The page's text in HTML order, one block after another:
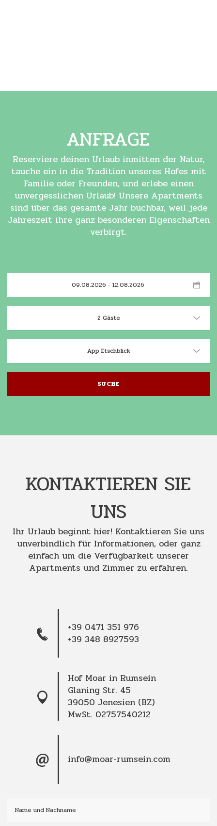
ANFRAGE
Reserviere deinen Urlaub inmitten der Natur,
tauche ein in die Tradition unseres Hofes mit
Familie oder Freunden, und erlebe einen
unvergesslichen Urlaub! Unsere Apartments
sind über das gesamte Jahr buchbar, weil jede
Jahreszeit ihre ganz besonderen Eigenschaften
verbirgt.
2 Gäste
App Etschblick
SUCHE
KONTAKTIEREN SIE
UNS
Ihr Urlaub beginnt hier! Kontaktieren Sie uns
unverbindlich für Informationen, oder ganz
einfach um die Verfügbarkeit unserer
Apartments und Zimmer zu erfahren.
+39 0471 351 976
+39 348 8927593
Hof Moar in Rumsein
Glaning Str. 45
39050 Jenesien (BZ)
MwSt. 02757540212
info@moar-rumsein.com